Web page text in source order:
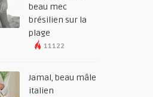
beau mec
brésilien sur la
plage
11122
Jamal, beau mâle
italien